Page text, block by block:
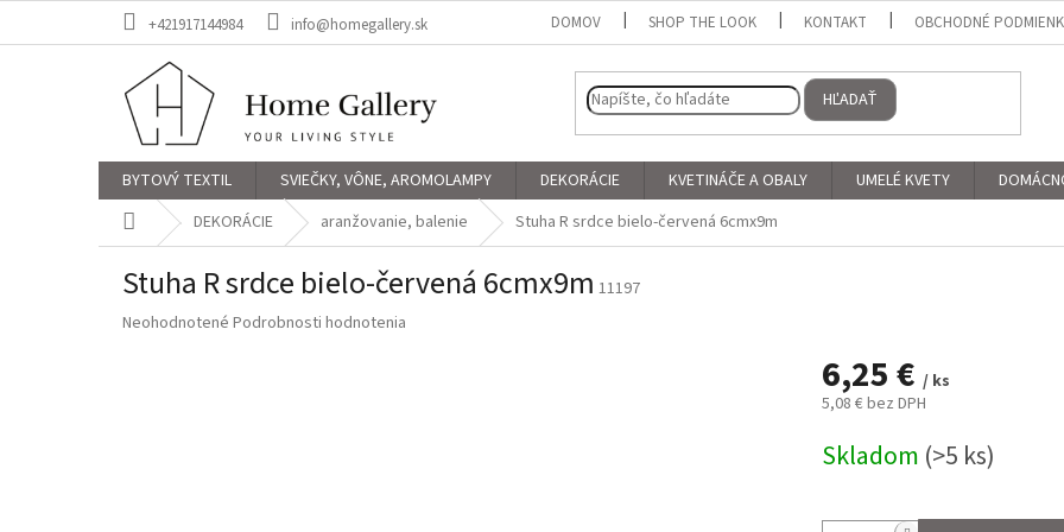
+421917144984 info@homegallery.sk DOMOV SHOP THE LOOK KONTAKT OBCHODNÉ
HĽADAŤ
BYTOVÝ TEXTIL SVIEČKY, VÔNE, AROMOLAMPY DEKORÁCIE KVETINÁČE A OBALY UMELÉ KVETY
DomovDEKORÁCIE aranžovanie, balenie Stuha R srdce bielo-červená 6cmx9m
Stuha R srdce bielo-červená 6cmx9m 11197
Priemerné
Neohodnotené Podrobnosti hodnotenia
6,25 € / ks
5,08 € bez DPH
cena:
Skladom (>5 ks)